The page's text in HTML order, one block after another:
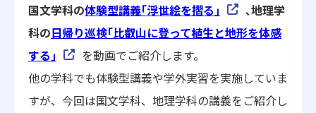
卒業生の方へ 一般・企業の方
地歴甲子園
国文学科の体験型講義｢浮世絵を摺る｣
､地理学
科の日帰り巡検｢比叡山に登って植生と地形を体感
する｣
を動画でご紹介します。
他の学科でも体験型講義や学外実習を実施していま
すが、今回は国文学科、地理学科の講義をご紹介し